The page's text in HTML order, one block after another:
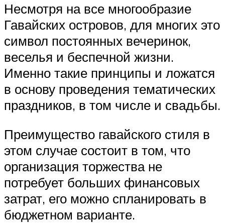
Несмотря на все многообразие
Гавайских островов, для многих это
символ постоянных вечеринок,
веселья и беспечной жизни.
Именно такие принципы и ложатся
в основу проведения тематических
праздников, в том числе и свадьбы.
Преимущество гавайского стиля в
этом случае состоит в том, что
организация торжества не
потребует больших финансовых
затрат, его можно спланировать в
бюджетном варианте.